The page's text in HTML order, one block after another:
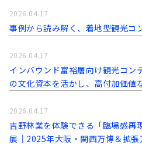
事例から読み解く、着地型観光コ
2026.04.17
インバウンド富裕層向け観光コ
の文化資本を活かし、高付加価値
2026.04.17
吉野林業を体験できる「臨場感再
展｜2025年大阪・関西万博＆拡
2026.04.17